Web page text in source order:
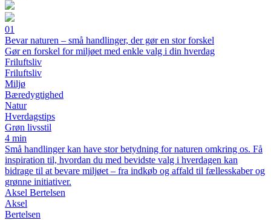
01
Bevar naturen – små handlinger, der gør en stor forskel
Gør en forskel for miljøet med enkle valg i din hverdag
Friluftsliv
Friluftsliv
Miljø
Bæredygtighed
Natur
Hverdagstips
Grøn livsstil
4 min
Små handlinger kan have stor betydning for naturen omkring os. Få
inspiration til, hvordan du med bevidste valg i hverdagen kan
bidrage til at bevare miljøet – fra indkøb og affald til fællesskaber og
grønne initiativer.
Aksel Bertelsen
Aksel
Bertelsen